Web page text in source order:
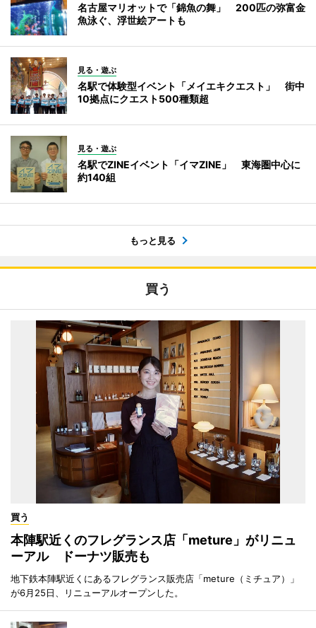
名古屋マリオットで「錦魚の舞」 200匹の弥富金
魚泳ぐ、浮世絵アートも
見る・遊ぶ
名駅で体験型イベント「メイエキクエスト」 街中
10拠点にクエスト500種類超
見る・遊ぶ
名駅でZINEイベント「イマZINE」 東海圏中心に
約140組
もっと見る
買う
買う
本陣駅近くのフレグランス店「meture」がリニュ
ーアル ドーナツ販売も
地下鉄本陣駅近くにあるフレグランス販売店「meture（ミチュア）」
が6月25日、リニューアルオープンした。